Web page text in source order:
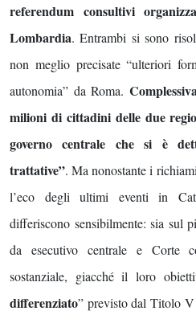
referendum consultivi
Lombardia. Entrambi si sono
non meglio precisate “ulteriori
autonomia” da Roma.
milioni di cittadini delle due
governo centrale che si è
trattative”. Ma nonostante i
l’eco degli ultimi eventi in
differiscono sensibilmente: sia sul
da esecutivo centrale e Corte
sostanziale, giacché il loro
differenziato” previsto dal Titolo